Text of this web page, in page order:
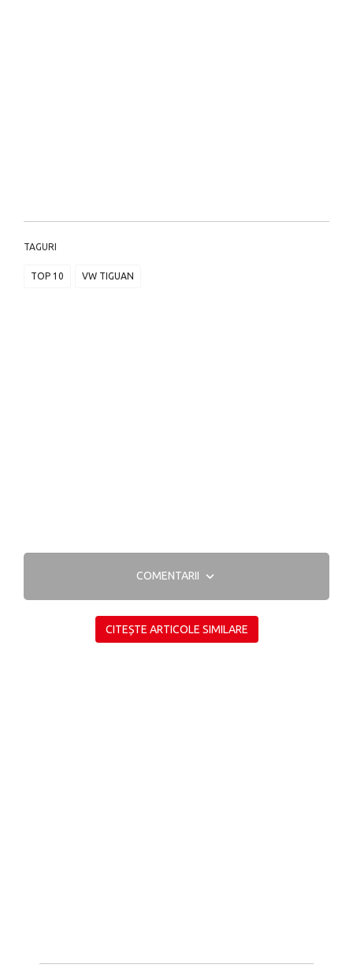
TAGURI
TOP 10 VW TIGUAN
COMENTARII
CITEȘTE ARTICOLE SIMILARE